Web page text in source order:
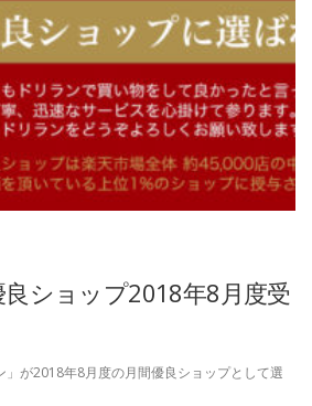
ショップ2018年8月度受
が2018年8月度の月間優良ショップとして選